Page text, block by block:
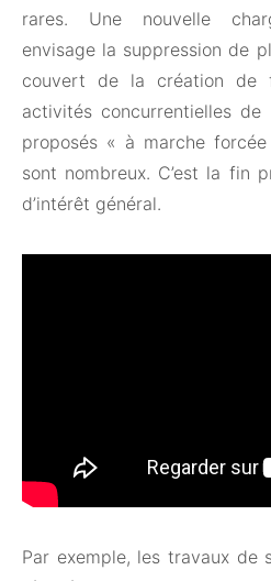
rares. Une nouvelle
envisage la suppression de
couvert de la création de
activités concurrentielles de
proposés « à marche
sont nombreux. C’est la fin
d’intérêt général.
Par exemple, les travaux de